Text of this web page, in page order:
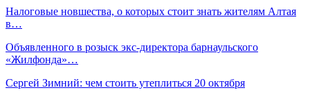
Налоговые новшества, о которых стоит знать жителям Алтая
в…
Объявленного в розыск экс-директора барнаульского
«Жилфонда»…
Сергей Зимний: чем стоить утеплиться 20 октября